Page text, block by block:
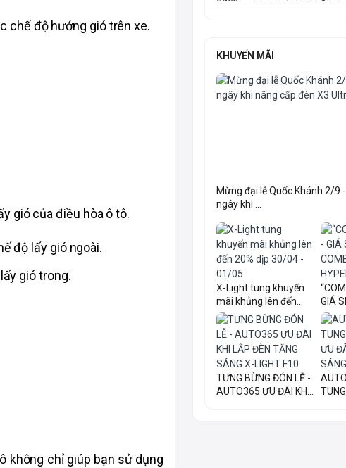
chế độ hướng gió trên xe.
gió của điều hòa ô tô.
độ lấy gió ngoài.
gió trong.
không chỉ giúp bạn sử dụng
KHUYẾN MÃI
Mừng đại lễ Quốc Khánh 2/9
ngây khi ...
X-Light tung khuyến
mãi khủng lên đến
20...
GIÁ
TƯNG BỪNG ĐÓN LỄ -
AUTO365 ƯU ĐÃI KHI